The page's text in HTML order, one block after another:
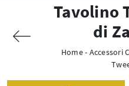
Tavolino
di
Home- Accessori